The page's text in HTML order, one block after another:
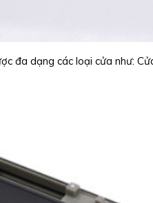
đa dạng các loại cửa như: